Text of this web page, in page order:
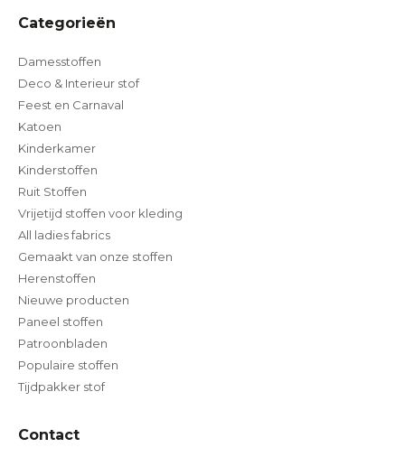
Categorieën
Damesstoffen
Deco & Interieur stof
Feest en Carnaval
Katoen
Kinderkamer
Kinderstoffen
Ruit Stoffen
Vrijetijd stoffen voor kleding
All ladies fabrics
Gemaakt van onze stoffen
Herenstoffen
Nieuwe producten
Paneel stoffen
Patroonbladen
Populaire stoffen
Tijdpakker stof
Contact